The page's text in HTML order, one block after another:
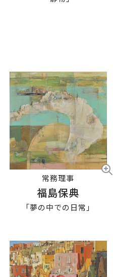
常務理事
福島保典
「夢の中での日常」